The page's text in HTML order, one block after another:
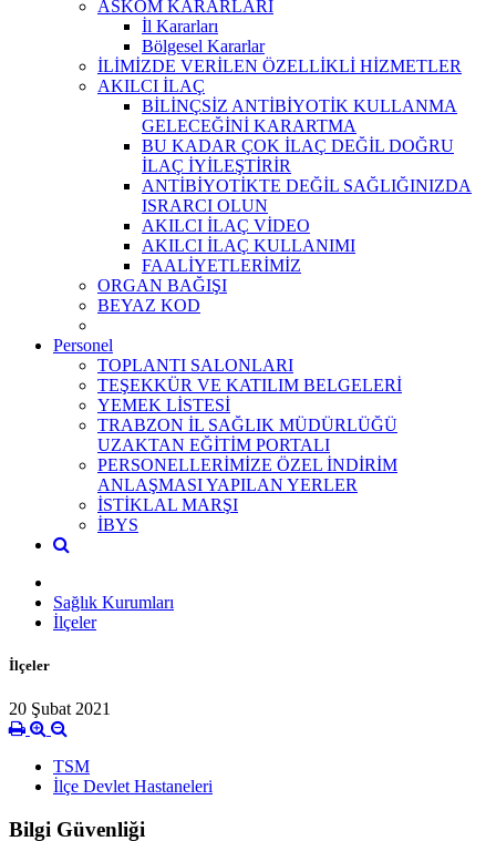
ASKOM KARARLARI
İl Kararları
Bölgesel Kararlar
İLİMİZDE VERİLEN ÖZELLİKLİ HİZMETLER
AKILCI İLAÇ
BİLİNÇSİZ ANTİBİYOTİK KULLANMA
GELECEĞİNİ KARARTMA
BU KADAR ÇOK İLAÇ DEĞİL DOĞRU
İLAÇ İYİLEŞTİRİR
ANTİBİYOTİKTE DEĞİL SAĞLIĞINIZDA
ISRARCI OLUN
AKILCI İLAÇ VİDEO
AKILCI İLAÇ KULLANIMI
FAALİYETLERİMİZ
ORGAN BAĞIŞI
BEYAZ KOD
Personel
TOPLANTI SALONLARI
TEŞEKKÜR VE KATILIM BELGELERİ
YEMEK LİSTESİ
TRABZON İL SAĞLIK MÜDÜRLÜĞÜ
UZAKTAN EĞİTİM PORTALI
PERSONELLERİMİZE ÖZEL İNDİRİM
ANLAŞMASI YAPILAN YERLER
İSTİKLAL MARŞI
İBYS
Sağlık Kurumları
İlçeler
İlçeler
20 Şubat 2021
TSM
İlçe Devlet Hastaneleri
Bilgi Güvenliği